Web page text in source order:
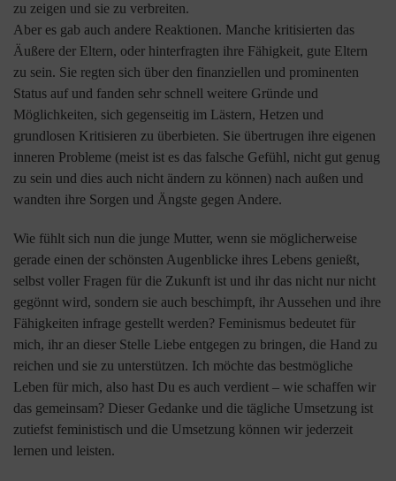
zu zeigen und sie zu verbreiten.
Aber es gab auch andere Reaktionen. Manche kritisierten das
Äußere der Eltern, oder hinterfragten ihre Fähigkeit, gute Eltern
zu sein. Sie regten sich über den finanziellen und prominenten
Status auf und fanden sehr schnell weitere Gründe und
Möglichkeiten, sich gegenseitig im Lästern, Hetzen und
grundlosen Kritisieren zu überbieten. Sie übertrugen ihre eigenen
inneren Probleme (meist ist es das falsche Gefühl, nicht gut genug
zu sein und dies auch nicht ändern zu können) nach außen und
wandten ihre Sorgen und Ängste gegen Andere.
Wie fühlt sich nun die junge Mutter, wenn sie möglicherweise
gerade einen der schönsten Augenblicke ihres Lebens genießt,
selbst voller Fragen für die Zukunft ist und ihr das nicht nur nicht
gegönnt wird, sondern sie auch beschimpft, ihr Aussehen und ihre
Fähigkeiten infrage gestellt werden? Feminismus bedeutet für
mich, ihr an dieser Stelle Liebe entgegen zu bringen, die Hand zu
reichen und sie zu unterstützen. Ich möchte das bestmögliche
Leben für mich, also hast Du es auch verdient – wie schaffen wir
das gemeinsam? Dieser Gedanke und die tägliche Umsetzung ist
zutiefst feministisch und die Umsetzung können wir jederzeit
lernen und leisten.